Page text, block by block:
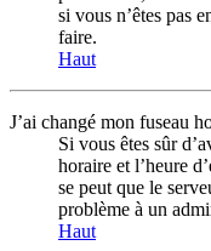
si vous n’êtes pas
faire.
Haut
J’ai changé mon fuseau
Si vous êtes sûr
horaire et l’heure
se peut que le
problème à un
Haut